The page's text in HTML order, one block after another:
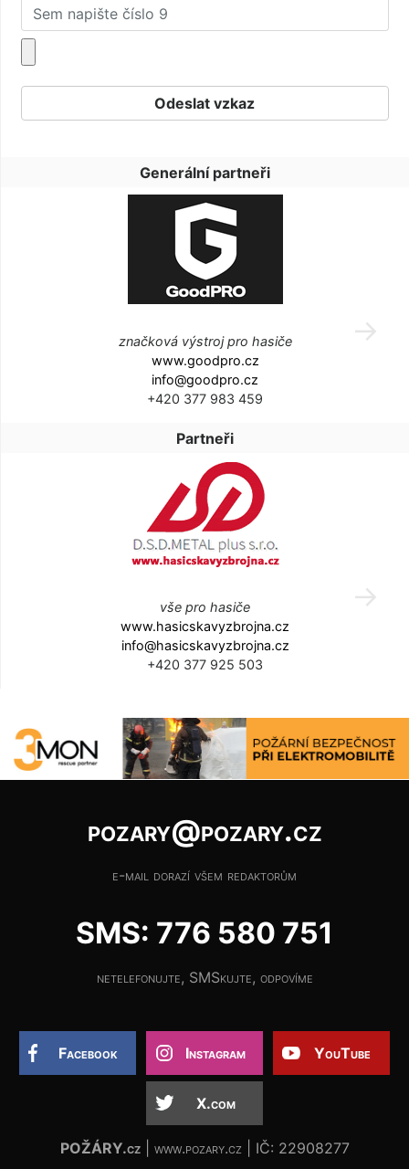
Generální partneři
značková výstroj pro hasiče
www.goodpro.cz
info@goodpro.cz
+420 377 983 459
Partneři
vše pro hasiče
www.hasicskavyzbrojna.cz
info@hasicskavyzbrojna.cz
+420 377 925 503
pozary@pozary.cz
e-mail dorazí všem redaktorům
SMS: 776 580 751
netelefonujte, SMSkujte, odpovíme
Facebook Instagram YouTube
X.com
POŽÁRY.cz| www.pozary.cz | IČ: 22908277